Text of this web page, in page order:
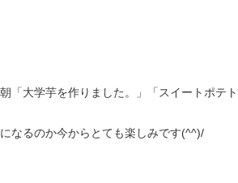
「大学芋を作りました。」「スイートポテ
なるのか今からとても楽しみです(^^)/